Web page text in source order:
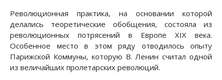
Революционная практика, на основании которой
делались теоретические обобщения, состояла из
революционных потрясений в Европе XIX века.
Особенное место в этом ряду отводилось опыту
Парижской Коммуны, которую В. Ленин считал одной
из величайших пролетарских революций.